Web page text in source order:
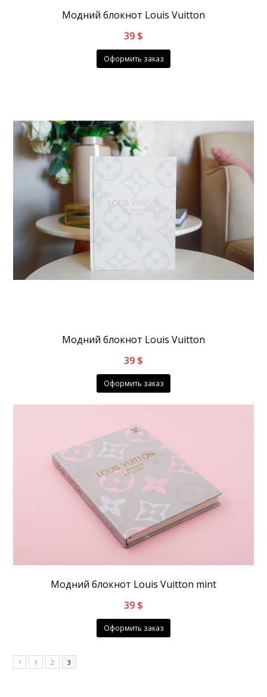
Модний блокнот Louis Vuitton
39 $
Оформить заказ
Модний блокнот Louis Vuitton
39 $
Оформить заказ
Модний блокнот Louis Vuitton mint
39 $
Оформить заказ
1 2 3